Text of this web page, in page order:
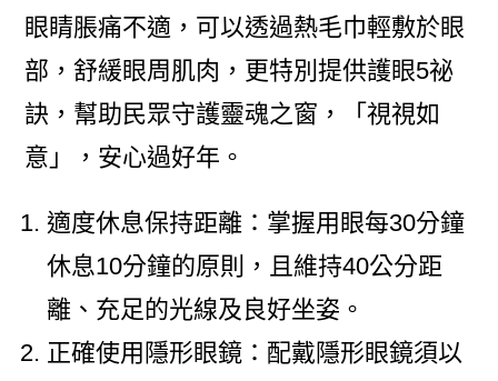
眼睛脹痛不適，可以透過熱毛巾輕敷於眼
部，舒緩眼周肌肉，更特別提供護眼5祕
訣，幫助民眾守護靈魂之窗，「視視如
意」，安心過好年。
適度休息保持距離：掌握用眼每30分鐘
休息10分鐘的原則，且維持40公分距
離、充足的光線及良好坐姿。
正確使用隱形眼鏡：配戴隱形眼鏡須以